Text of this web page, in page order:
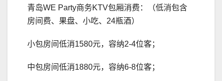
青岛WE Party商务KTV包厢消费：（低消包含
房间费、果盘、小吃、24瓶酒）
小包房间低消1580元，容纳2-4位客；
中包房间低消1880元，容纳6-8位客；